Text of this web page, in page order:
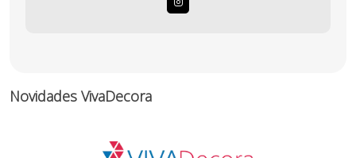
Novidades VivaDecora